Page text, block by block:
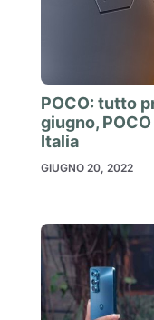
POCO: tutto
giugno,
Italia
GIUGNO 20, 2022